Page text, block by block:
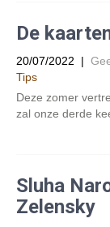
De
20/07/2022 |
Tips
Deze zomer
zal onze derde
Sluha
Zelensky